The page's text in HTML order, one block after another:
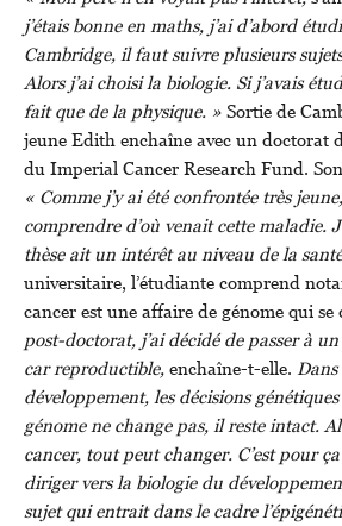
j’étais bonne en maths, j’ai d’abord
Cambridge, il faut suivre plusieurs
Alors j’ai choisi la biologie. Si j’avais
fait que de la physique. »Sortie de
jeune Edith enchaîne avec un doctorat
du Imperial Cancer Research Fund.
« Comme j’y ai été confrontée très
comprendre d’où venait cette maladie.
thèse ait un intérêt au niveau de la
universitaire, l’étudiante comprend
cancer est une affaire de génome qui se
post-doctorat, j’ai décidé de passer à
car reproductible,enchaîne-t-elle.
développement, les décisions
génome ne change pas, il reste intact.
cancer, tout peut changer. C’est pour
diriger vers la biologie du
sujet qui entrait dans le cadre